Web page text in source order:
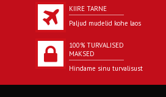
KIIRE TARNE
Paljud mudelid kohe laos
100% TURVALISED
MAKSED
Hindame sinu turvalisust